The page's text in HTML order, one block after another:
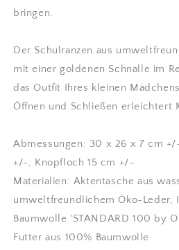
bringen.
Der Schulranzen aus
mit einer goldenen Schnalle im
das Outfit Ihres kleinen
Öffnen und Schließen
Abmessungen: 30 x 26 x 7 cm
+/-, Knopfloch 15 cm +/-
Materialien: Aktentasche aus
umweltfreundlichem Öko-Leder,
Baumwolle 'STANDARD 100 by
Futter aus 100% Baumwolle